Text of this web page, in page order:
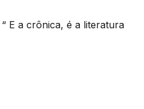
E a crônica, é a literatura